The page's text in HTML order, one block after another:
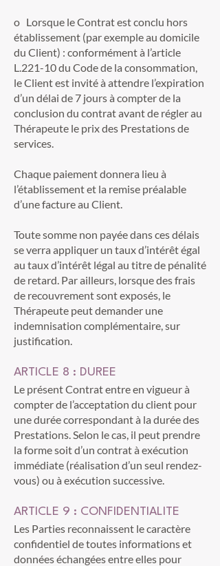
o Lorsque le Contrat est conclu hors
établissement (par exemple au domicile
du Client) : conformément à l’article
L.221-10 du Code de la consommation,
le Client est invité à attendre l’expiration
d’un délai de 7 jours à compter de la
conclusion du contrat avant de régler au
Thérapeute le prix des Prestations de
services.
Chaque paiement donnera lieu à
l’établissement et la remise préalable
d’une facture au Client.
Toute somme non payée dans ces délais
se verra appliquer un taux d’intérêt égal
au taux d’intérêt légal au titre de pénalité
de retard. Par ailleurs, lorsque des frais
de recouvrement sont exposés, le
Thérapeute peut demander une
indemnisation complémentaire, sur
justification.
ARTICLE 8 : DUREE
Le présent Contrat entre en vigueur à
compter de l’acceptation du client pour
une durée correspondant à la durée des
Prestations. Selon le cas, il peut prendre
la forme soit d’un contrat à exécution
immédiate (réalisation d’un seul rendez-
vous) ou à exécution successive.
ARTICLE 9 : CONFIDENTIALITE
Les Parties reconnaissent le caractère
confidentiel de toutes informations et
données échangées entre elles pour